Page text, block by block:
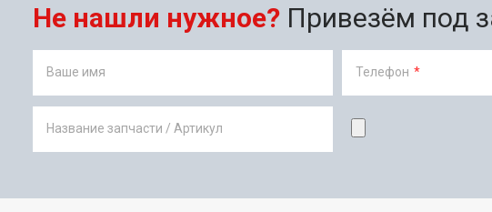
Не нашли нужное? Привезём под
Ваше имя Телефон *
Название запчасти / Артикул